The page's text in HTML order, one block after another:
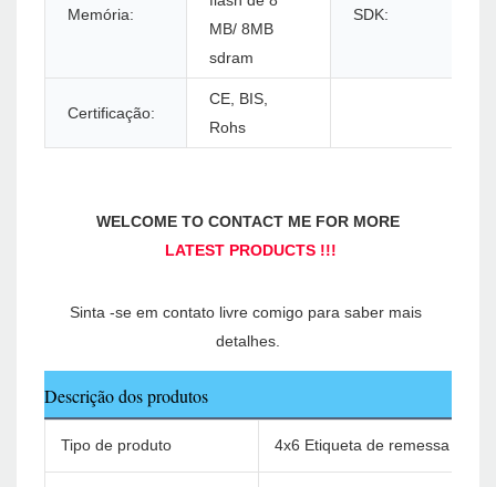
Memória:
MB/ 8MB
sdram
SDK:
Certificação:
CE, BIS,
Rohs
Sinta -se em contato livre comigo para saber mais
Descrição dos produtos
Tipo de produto 4x6 Etiqueta de remessa